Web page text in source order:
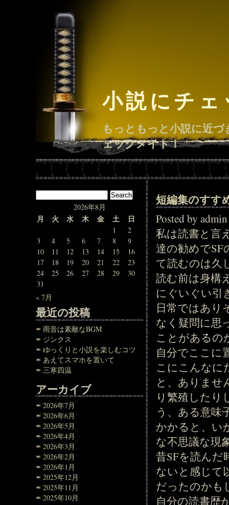
小説にチ
もっともっと小説に近
ェックメイト！
2026年8月
月 火 水 木 金 土 日
1
2
3
4 5 6 7 8
9
10
11 12 13 14 15
16
17
18 19 20 21 22
23
24
25 26 27 28 29
30
31
« 7月
最近の投稿
雨音は素敵なBGM
ジンクス
ゆっくりと小説を楽しむコツ
あえてスマホを置いて
三寒四温
アーカイブ
2026年7月
2026年6月
2026年5月
2026年4月
2026年3月
2026年2月
2026年1月
2025年12月
2025年11月
2025年10月
短編集のすす
Posted by
私は読書と言
達の勧めでSF
て読むのは久
読む前は身構
にぐいぐい引
日常ではあり
なく疑問に思
ことがあるの
自分でここに
こにこんなに
と、ありませ
り繁殖したり
う、ある意味
かかると、い
な不思議な現
昔SFを読んだ
ないと感じて
だったのかも
自分の読書歴